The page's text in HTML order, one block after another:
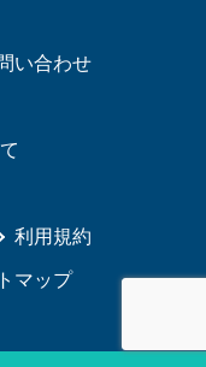
い合わせ
利用規約
マップ